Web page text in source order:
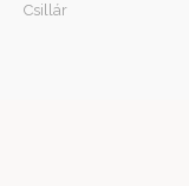
Csillár